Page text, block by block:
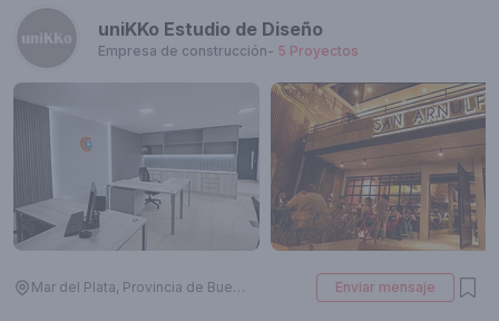
uniKKo Estudio de Diseño
Empresa de construcción- 5 Proyectos
Mar del Plata, Provincia de Buenos Aires, Argentina Enviar mensaje